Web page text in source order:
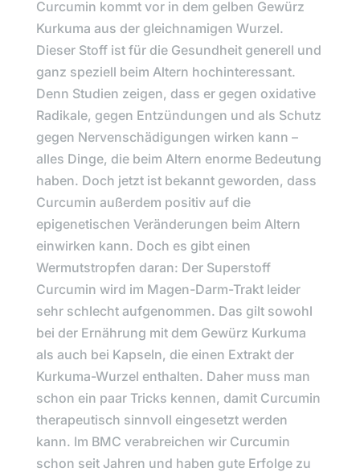
Curcumin kommt vor in dem gelben Gewürz
Kurkuma aus der gleichnamigen Wurzel.
Dieser Stoff ist für die Gesundheit generell und
ganz speziell beim Altern hochinteressant.
Denn Studien zeigen, dass er gegen oxidative
Radikale, gegen Entzündungen und als Schutz
gegen Nervenschädigungen wirken kann –
alles Dinge, die beim Altern enorme Bedeutung
haben. Doch jetzt ist bekannt geworden, dass
Curcumin außerdem positiv auf die
epigenetischen Veränderungen beim Altern
einwirken kann. Doch es gibt einen
Wermutstropfen daran: Der Superstoff
Curcumin wird im Magen-Darm-Trakt leider
sehr schlecht aufgenommen. Das gilt sowohl
bei der Ernährung mit dem Gewürz Kurkuma
als auch bei Kapseln, die einen Extrakt der
Kurkuma-Wurzel enthalten. Daher muss man
schon ein paar Tricks kennen, damit Curcumin
therapeutisch sinnvoll eingesetzt werden
kann. Im BMC verabreichen wir Curcumin
schon seit Jahren und haben gute Erfolge zu